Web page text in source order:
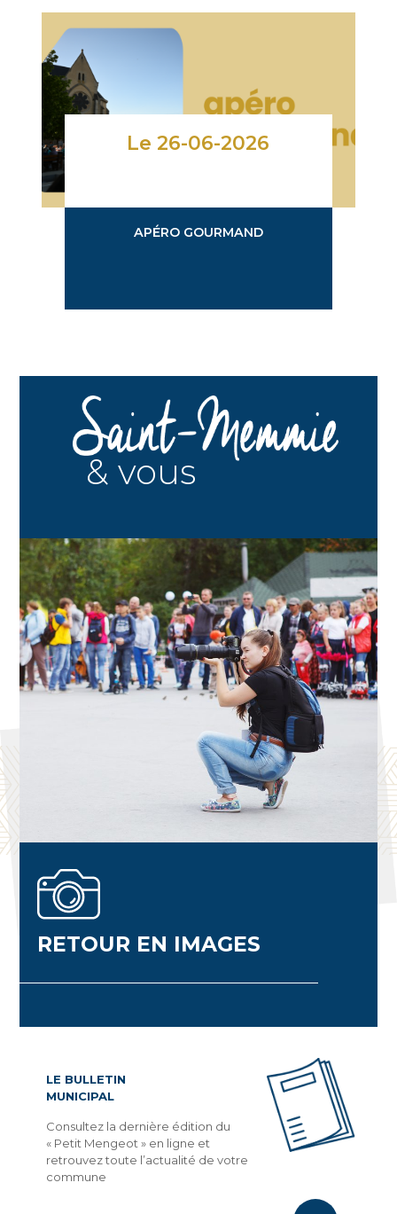
Le 26-06-2026
APÉRO GOURMAND
& vous
RETOUR EN IMAGES
LE BULLETIN
MUNICIPAL
Consultez la dernière édition du
« Petit Mengeot » en ligne et
retrouvez toute l’actualité de votre
commune